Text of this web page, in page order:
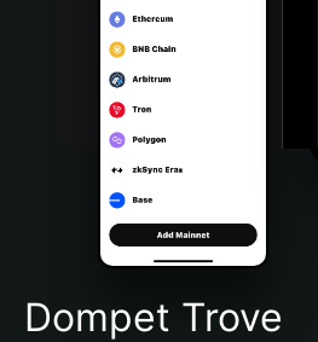
Português (Portugal)
Bahasa Indonesia
Português (Brasil)
Español (Argentina)
Dompet Trove